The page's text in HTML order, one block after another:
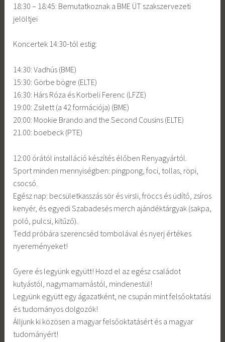
18:30 – 18:45: Bemutatkoznak a BME ÜT szakszervezeti
jelöltjei
Koncertek 14:30-tól estig:
14:30: Vadhús (BME)
15:30: Görbe bögre (ELTE)
16:30: Hárs Róza és Korbeli Ferenc (LFZE)
19:00: Zsilett (a 42 formációja) (BME)
20:00: Mookie Brando and the Second Cousins (ELTE)
21.00: boebeck (PTE)
12:00 órától installáció készítés élőben Renyagyártól.
Sport minden mennyiségben: pingpong, foci, tollas, röpi,
csocsó.
Egész nap: becsületkasszás sör és virsli, fröccs és üdítő, zsíros
kenyér, és egyedi Szabadesés merch ajándéktárgyak (sakpa,
poló, pulcsi, kitűző).
Tedd próbára szerencséd tombolával és nyerj értékes
nyereményeket!
Gyere és legyünk együtt! Hozd el az egész családot
kutyástól, nagymamamástól, mindenestül!
Legyünk együtt egy ágazatként, ne csupán mint felsőoktatási
és tudományos dolgozók!
Álljunk ki közösen a magyar felsőoktatásért és a magyar
tudományért!